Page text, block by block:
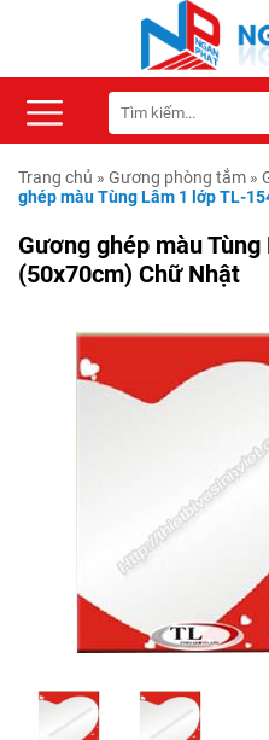
Trang chủ » Gương phòng tắm »
ghép màu Tùng Lâm 1 lớp TL-
Gương ghép màu
(50x70cm) Chữ Nhật